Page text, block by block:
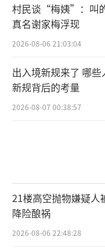
村民谈“梅姨”：叫
真名谢家梅浮现
2026-08-06 21:03:04
出入境新规来了 哪
新规背后的考量
2026-08-07 00:38:57
21楼高空抛物嫌疑人
降险酿祸
2026-08-06 22:48:28